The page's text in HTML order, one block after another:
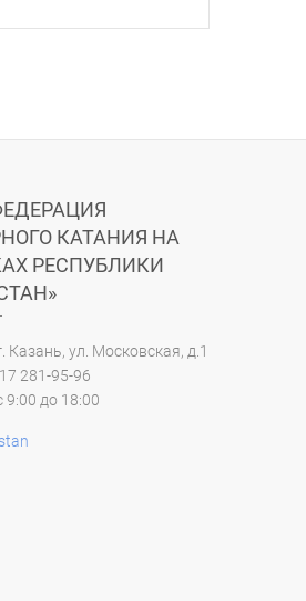
КАТАНИЯ НА
РЕСПУБЛИКИ
Казань, ул. Московская, д.1
281-95-96
9:00 до 18:00